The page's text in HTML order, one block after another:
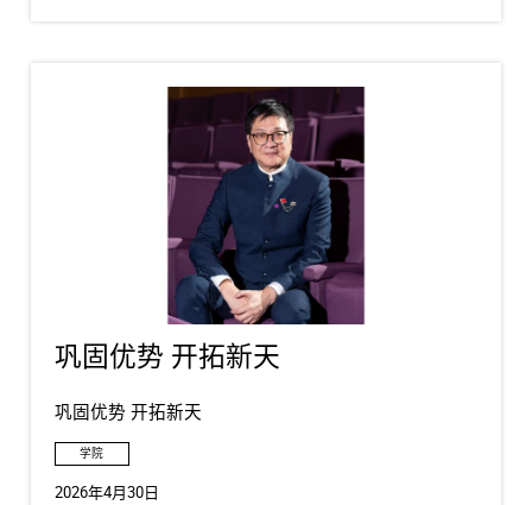
巩固优势 开拓新天
巩固优势 开拓新天
学院
2026年4月30日